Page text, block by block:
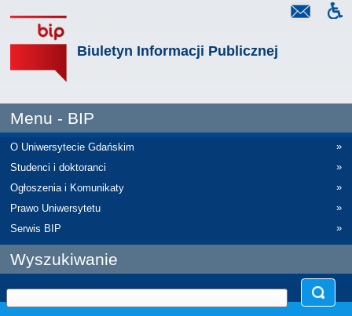
Biuletyn Informacji Publicznej
Menu - BIP
O Uniwersytecie Gdańskim
»
Studenci i doktoranci
»
Ogłoszenia i Komunikaty
»
Prawo Uniwersytetu
»
Serwis BIP
»
Wyszukiwanie